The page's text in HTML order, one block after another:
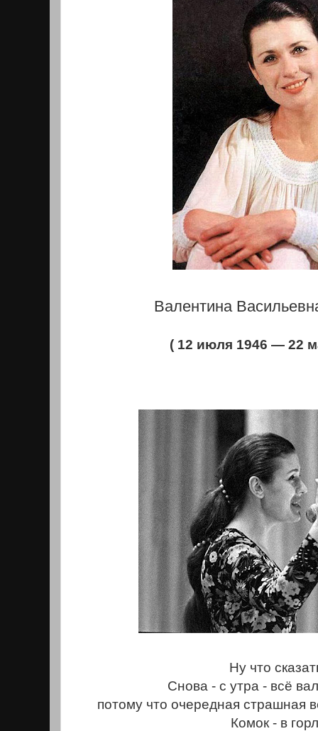
Валентина
( 12 июля 1946 — 22
Ну что
Снова - с утра - всё
потому что очередная страшная
Комок - в